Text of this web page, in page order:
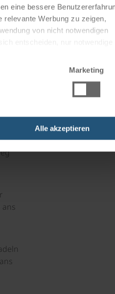
eine bessere
relevante Werbung zu zeigen,
von nicht notwendigen
Marketing
Alle akzeptieren